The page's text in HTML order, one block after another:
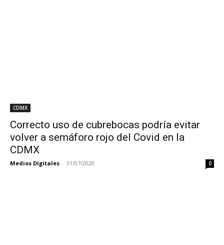
CDMX
Correcto uso de cubrebocas podría evitar
volver a semáforo rojo del Covid en la
CDMX
Medios Digitales - 31/07/2020 0